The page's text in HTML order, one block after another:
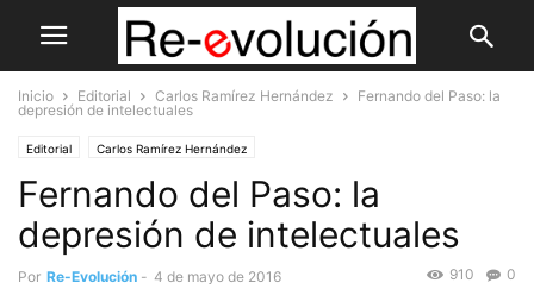
Inicio Editorial Carlos Ramírez Hernández
Fernando del Paso: la
depresión de intelectuales
Editorial Carlos Ramírez Hernández
Fernando del Paso: la
depresión de intelectuales
Por Re-Evolución - 4 de mayo de 2016 0
910